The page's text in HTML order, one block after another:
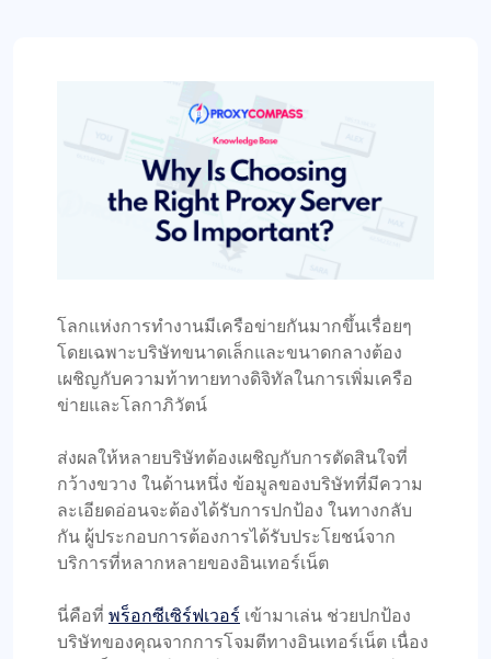
โลกแห่งการทำงานมีเครือข่ายกันมากขึ้นเรื่อยๆ
โดยเฉพาะบริษัทขนาดเล็กและขนาดกลางต้อง
เผชิญกับความท้าทายทางดิจิทัลในการเพิ่มเครือ
ข่ายและโลกาภิวัตน์
ส่งผลให้หลายบริษัทต้องเผชิญกับการตัดสินใจที่
กว้างขวาง ในด้านหนึ่ง ข้อมูลของบริษัทที่มีความ
ละเอียดอ่อนจะต้องได้รับการปกป้อง ในทางกลับ
กัน ผู้ประกอบการต้องการได้รับประโยชน์จาก
บริการที่หลากหลายของอินเทอร์เน็ต
นี่คือที่ พร็อกซีเซิร์ฟเวอร์ เข้ามาเล่น ช่วยปกป้อง
บริษัทของคุณจากการโจมตีทางอินเทอร์เน็ต เนื่อง